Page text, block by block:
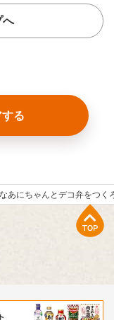
へ
る
なあにちゃんとデコ弁をつく